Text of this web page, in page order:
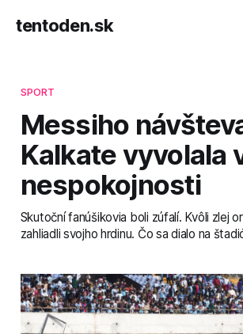
tentoden.sk
SPORT
Messiho
Kalkate vyvolala
nespokojnosti
Skutoční fanúšikovia boli zúfalí. Kvôli zlej
zahliadli svojho hrdinu. Čo sa dialo na